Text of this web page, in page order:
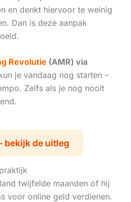
en denkt hiervoor te weinig
Dan is deze aanpak
Revolutie (AMR) via
je vandaag nog starten –
Zelfs als je nog nooit
bekijk de uitleg
twijfelde maanden of hij
voor online geld verdienen.